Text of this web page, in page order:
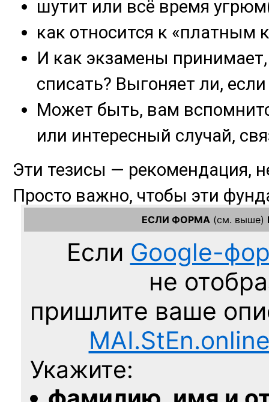
ЕСЛИ ФОРМА (см. выше)
Если Google-
не
пришлите ваше
Укажите: